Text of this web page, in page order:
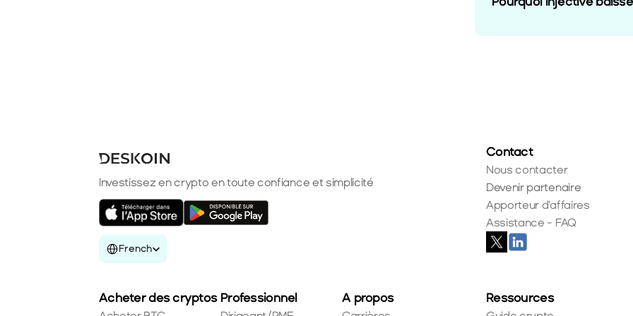
Investissez en crypto en toute confiance et simplicité
Select Language
French
Contact
Nous contacter
Devenir partenaire
Apporteur d'affaires
Assistance - FAQ
Acheter des cryptos Professionnel A propos Ressources